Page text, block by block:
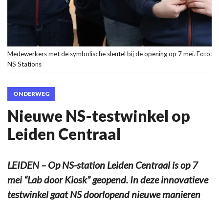
Medewerkers met de symbolische sleutel bij de opening op 7 mei. Foto:
NS Stations
ONDERWEG
Nieuwe NS-testwinkel op
Leiden Centraal
LEIDEN – Op NS-station Leiden Centraal is op 7
mei “Lab door Kiosk” geopend. In deze innovatieve
testwinkel gaat NS doorlopend nieuwe manieren